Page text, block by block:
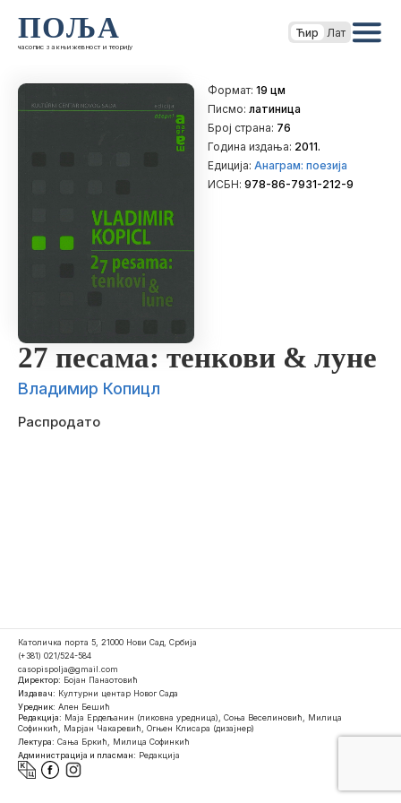
ПОЉА
часопис за књижевност и теорију
Ћир Лат
Формат: 19 цм
Писмо: латиница
Број страна: 76
Година издања: 2011.
Едиција: Анаграм: поезија
ИСБН: 978-86-7931-212-9
27 песама: тенкови & луне
Владимир Копицл
Распродато
Католичка порта 5, 21000 Нови Сад, Србија
(+381) 021/524-584
casopispolja@gmail.com
Директор: Бојан Панаотовић
Издавач: Културни центар Новог Сада
Уредник: Ален Бешић
Редакција: Маја Ердељанин (ликовна уредница), Соња Веселиновић, Милица
Софинкић, Марјан Чакаревић, Огњен Клисара (дизајнер)
Лектура: Сања Бркић, Милица Софинкић
Администрација и пласман: Редакција